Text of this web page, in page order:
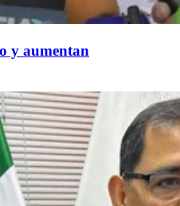
y aumentan